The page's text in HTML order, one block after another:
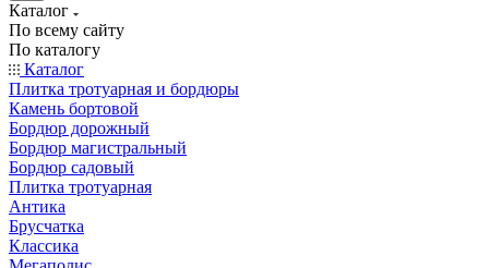
Каталог
По всему сайту
По каталогу
Каталог
Плитка тротуарная и бордюры
Камень бортовой
Бордюр дорожный
Бордюр магистральный
Бордюр садовый
Плитка тротуарная
Антика
Брусчатка
Классика